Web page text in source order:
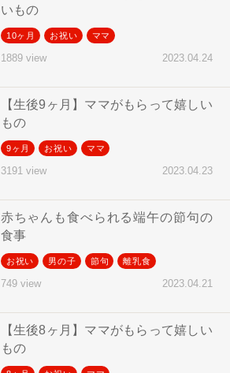
いもの
10ヶ月 お祝い ママ
1889 view 2023.04.24
【生後9ヶ月】ママがもらって嬉しい
もの
9ヶ月 お祝い ママ
3191 view 2023.04.23
赤ちゃんも食べられる端午の節句の
食事
お祝い 男の子 節句 離乳食
749 view 2023.04.21
【生後8ヶ月】ママがもらって嬉しい
もの